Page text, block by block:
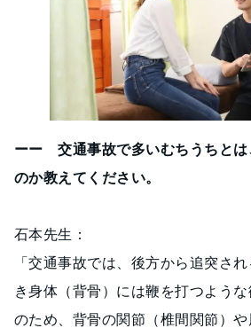
ーー 交通事故で多いむちうちとは
のか教えてください。
石本先生：
「交通事故では、後方から追突さ
き身体（背骨）には鞭を打つよう
のため、背骨の関節（椎間関節）